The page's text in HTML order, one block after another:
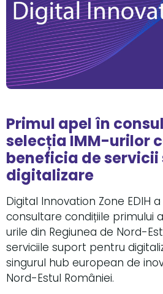
Primul apel în
selecția IMM-urilor
beneficia de
digitalizare
Digital Innovation Zone EDIH
consultare condițiile primului
urile din Regiunea de Nord-
serviciile suport pentru
singurul hub european de
Nord-Estul României.